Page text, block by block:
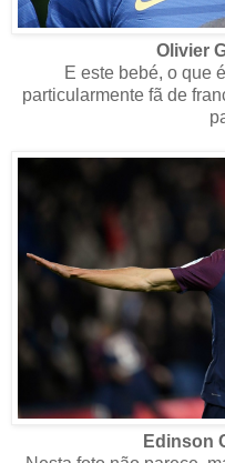
Olivier
E este bebé, o que
particularmente fã de
Edinson